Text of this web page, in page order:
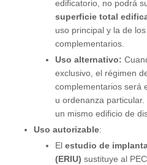
edificatorio, no podrá
superficie total
uso principal y la de
complementarios.
Uso alternativo:
exclusivo, el régimen
complementarios será
u ordenanza
un mismo edificio de
Uso autorizable:
El estudio de
(ERIU) sustituye al